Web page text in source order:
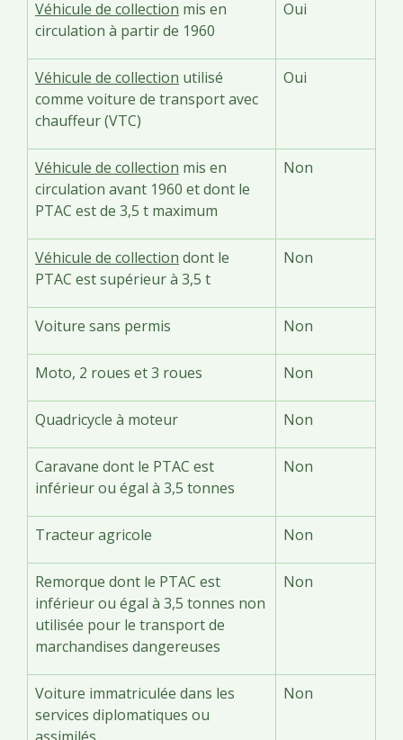
Véhicule de collection mis en
circulation à partir de 1960
Oui
Véhicule de collection utilisé
comme voiture de transport avec
chauffeur (VTC)
Oui
Véhicule de collection mis en
circulation avant 1960 et dont le
PTAC est de 3,5 t maximum
Non
Véhicule de collection dont le
PTAC est supérieur à 3,5 t
Non
Voiture sans permis Non
Moto, 2 roues et 3 roues Non
Quadricycle à moteur Non
Caravane dont le PTAC est
inférieur ou égal à 3,5 tonnes
Non
Tracteur agricole Non
Remorque dont le PTAC est
inférieur ou égal à 3,5 tonnes non
utilisée pour le transport de
marchandises dangereuses
Non
Voiture immatriculée dans les
services diplomatiques ou
Non